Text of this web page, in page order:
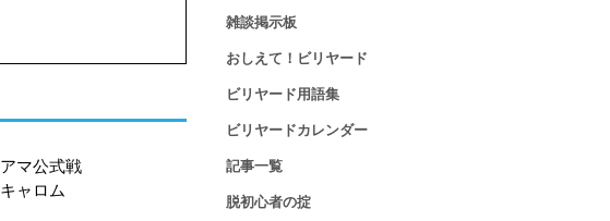
アマ公式戦
キャロム
雑談掲示板
おしえて！ビリヤード
ビリヤード用語集
ビリヤードカレンダー
記事一覧
脱初心者の掟